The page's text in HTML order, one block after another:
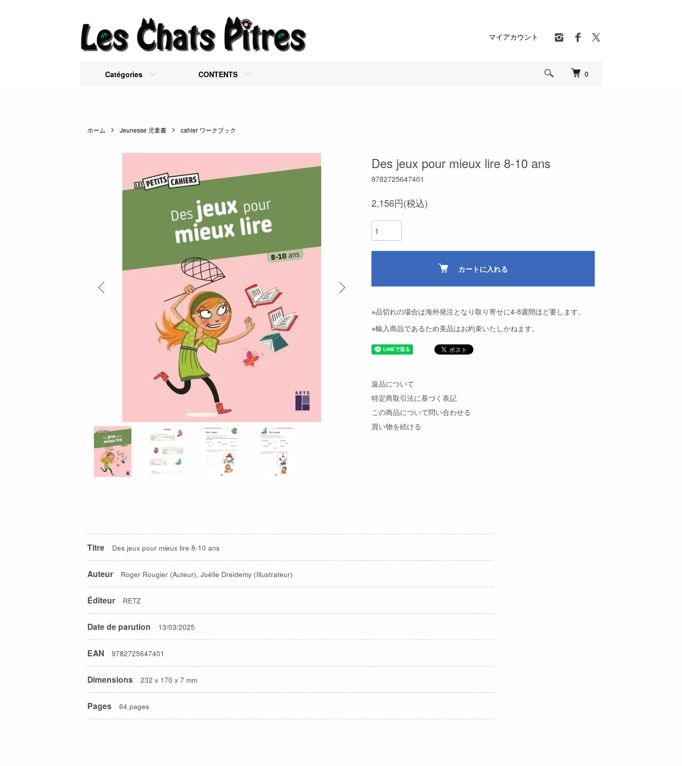
0
Catégories CONTENTS
マイアカウント
ホーム Jeunesse 児童書 cahier ワークブック
Des jeux pour mieux lire 8-10 ans
9782725647401
2,156円(税込)
カートに入れる
※品切れの場合は海外発注となり取り寄せに4-8週間ほど要します。
※輸入商品であるため美品はお約束いたしかねます。
返品について
特定商取引法に基づく表記
この商品について問い合わせる
買い物を続ける
Titre Des jeux pour mieux lire 8-10 ans
Auteur Roger Rougier (Auteur), Joëlle Dreidemy (Illustrateur)
Éditeur RETZ
Date de parution 13/03/2025
EAN 9782725647401
Dimensions 232 x 170 x 7 mm
Pages 64 pages